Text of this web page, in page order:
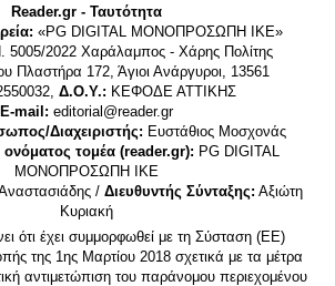
Reader.gr - Ταυτότητα
«PG DIGITAL MONΟΠΡΟΣΩΠΗ ΙΚΕ»
5005/2022 Χαράλαμπος - Χάρης Πολίτης
Πλαστήρα 172, Άγιοι Ανάργυροι, 13561
Δ.Ο.Υ.: ΚΕΦΟΔΕ ΑΤΤΙΚΗΣ
E-mail: editorial@reader.gr
Διαχειριστής: Ευστάθιος Μοσχονάς
ονόματος τομέα (reader.gr): PG DIGITAL
MONΟΠΡΟΣΩΠΗ ΙΚΕ
/ Διευθυντής Σύνταξης: Αξιώτη
Κυριακή
ότι έχει συμμορφωθεί με τη Σύσταση (ΕΕ)
της 1ης Μαρτίου 2018 σχετικά με τα μέτρα
αντιμετώπιση του παράνομου περιεχομένου